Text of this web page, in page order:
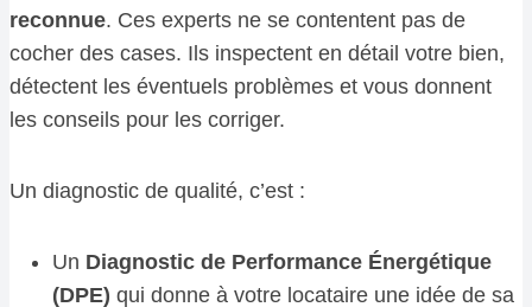
reconnue. Ces experts ne se contentent pas de
cocher des cases. Ils inspectent en détail votre bien,
détectent les éventuels problèmes et vous donnent
les conseils pour les corriger.
Un diagnostic de qualité, c’est :
Un Diagnostic de Performance Énergétique
(DPE) qui donne à votre locataire une idée de sa